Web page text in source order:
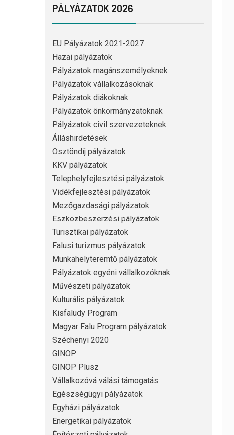
PÁLYÁZATOK 2026
EU Pályázatok 2021-2027
Hazai pályázatok
Pályázatok magánszemélyeknek
Pályázatok vállalkozásoknak
Pályázatok diákoknak
Pályázatok önkormányzatoknak
Pályázatok civil szervezeteknek
Álláshirdetések
Ösztöndíj pályázatok
KKV pályázatok
Telephelyfejlesztési pályázatok
Vidékfejlesztési pályázatok
Mezőgazdasági pályázatok
Eszközbeszerzési pályázatok
Turisztikai pályázatok
Falusi turizmus pályázatok
Munkahelyteremtő pályázatok
Pályázatok egyéni vállalkozóknak
Művészeti pályázatok
Kulturális pályázatok
Kisfaludy Program
Magyar Falu Program pályázatok
Széchenyi 2020
GINOP
GINOP Plusz
Vállalkozóvá válási támogatás
Egészségügyi pályázatok
Egyházi pályázatok
Energetikai pályázatok